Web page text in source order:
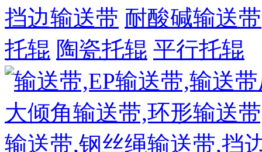
挡边输送带 耐酸碱输送带
托辊 陶瓷托辊 平行托辊